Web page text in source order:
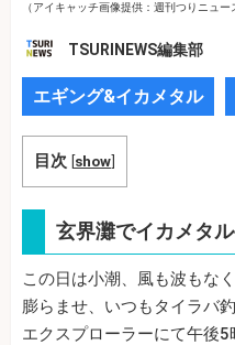
（アイキャッチ画像提供：週刊つりニュー
TSURINEWS編集部
エギング&イカメタル
目次 [show]
玄界灘でイカメタ
この日は小潮、風も波もな
膨らませ、いつもタイラバ
エクスプローラーにて午後5